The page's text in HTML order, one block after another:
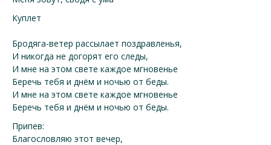
Куплет
Бродяга-ветер рассылает поздравленья,
И никогда не догорят его следы,
И мне на этом свете каждое мгновенье
Беречь тебя и днём и ночью от беды.
И мне на этом свете каждое мгновенье
Беречь тебя и днём и ночью от беды.
Припев:
Благословляю этот вечер,